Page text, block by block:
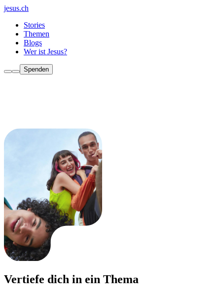
jesus.ch
Stories
Themen
Blogs
Wer ist Jesus?
Spenden
Vertiefe dich in ein Thema